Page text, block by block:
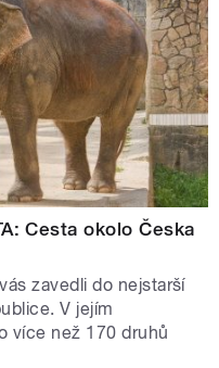
Cesta okolo Česka
zavedli do nejstarší
V jejím
více než 170 druhů